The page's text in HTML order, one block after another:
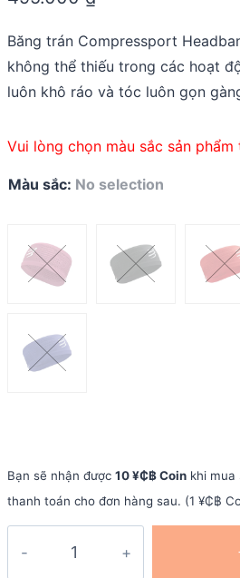
Băng trán Compressport
không thể thiếu trong các hoạt
luôn khô ráo và tóc luôn gọn
Vui lòng chọn màu sắc sản
Màu sắc: No selection
Bạn sẽ nhận được 10 ¥₵฿ Coin khi mua
thanh toán cho đơn hàng sau. (1 ¥₵฿